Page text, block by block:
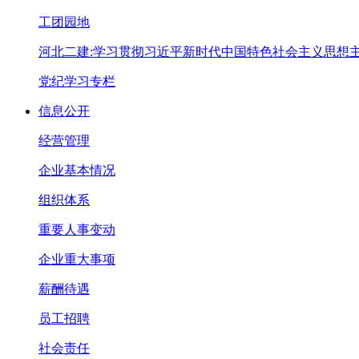
工团园地
河北二建:学习贯彻习近平新时代中国特色社会主义思想
党纪学习专栏
信息公开
经营管理
企业基本情况
组织体系
重要人事变动
企业重大事项
薪酬待遇
员工招聘
社会责任